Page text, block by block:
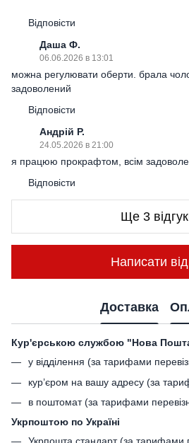
Відповісти
Даша Ф.
06.06.2026 в 13:01
можна регулювати оберти. брала
задоволений
Відповісти
Андрій Р.
24.05.2026 в 21:00
я працюю прокрафтом, всім
Відповісти
Ще 3
Написати
Доставка
Кур'єрською службою "Нова
у відділення (за тарифами
кур’єром на вашу адресу (за
в поштомат (за тарифами
Укрпоштою по Україні